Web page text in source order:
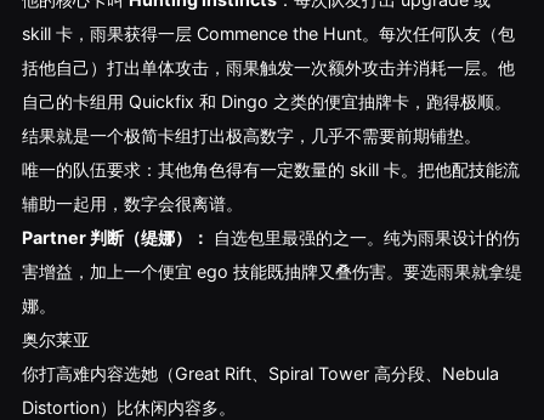
skill 卡，雨果获得一层 Commence the Hunt。每次任何队友（包
括他自己）打出单体攻击，雨果触发一次额外攻击并消耗一层。他
自己的卡组用 Quickfix 和 Dingo 之类的便宜抽牌卡，跑得极顺。
结果就是一个极简卡组打出极高数字，几乎不需要前期铺垫。
唯一的队伍要求：其他角色得有一定数量的 skill 卡。把他配技能流
辅助一起用，数字会很离谱。
Partner 判断（缇娜）：
自选包里最强的之一。纯为雨果设计的伤
害增益，加上一个便宜 ego 技能既抽牌又叠伤害。要选雨果就拿缇
娜。
奥尔莱亚
你打高难内容选她（Great Rift、Spiral Tower 高分段、Nebula
Distortion）比休闲内容多。